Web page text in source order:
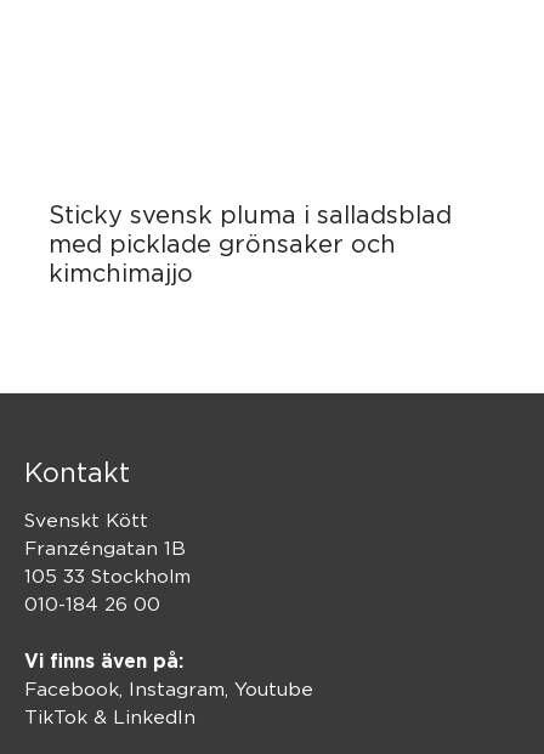
Sticky svensk pluma i salladsblad
med picklade grönsaker och
kimchimajjo
Kontakt
Svenskt Kött
Franzéngatan 1B
105 33 Stockholm
010-184 26 00
Vi finns även på:
Facebook, Instagram Youtube
TikTok & LinkedIn